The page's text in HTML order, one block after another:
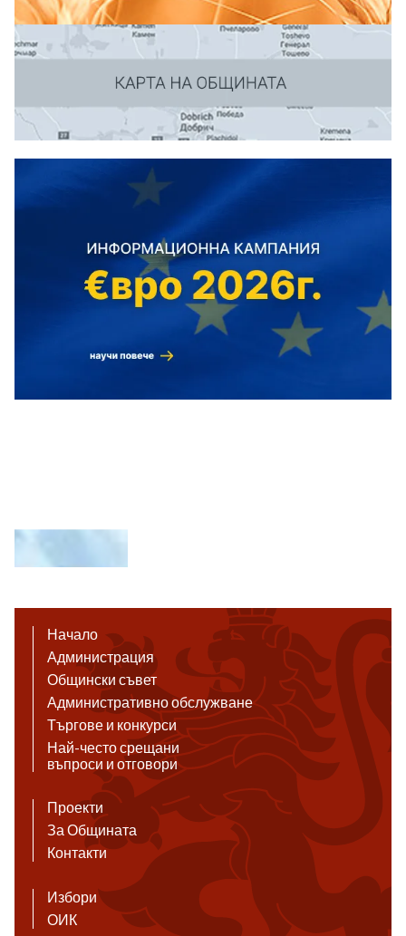
Начало
Администрация
Общински съвет
Административно обслужване
Търгове и конкурси
Най-често срещани
въпроси и отговори
Проекти
За Общината
Контакти
Избори
ОИК